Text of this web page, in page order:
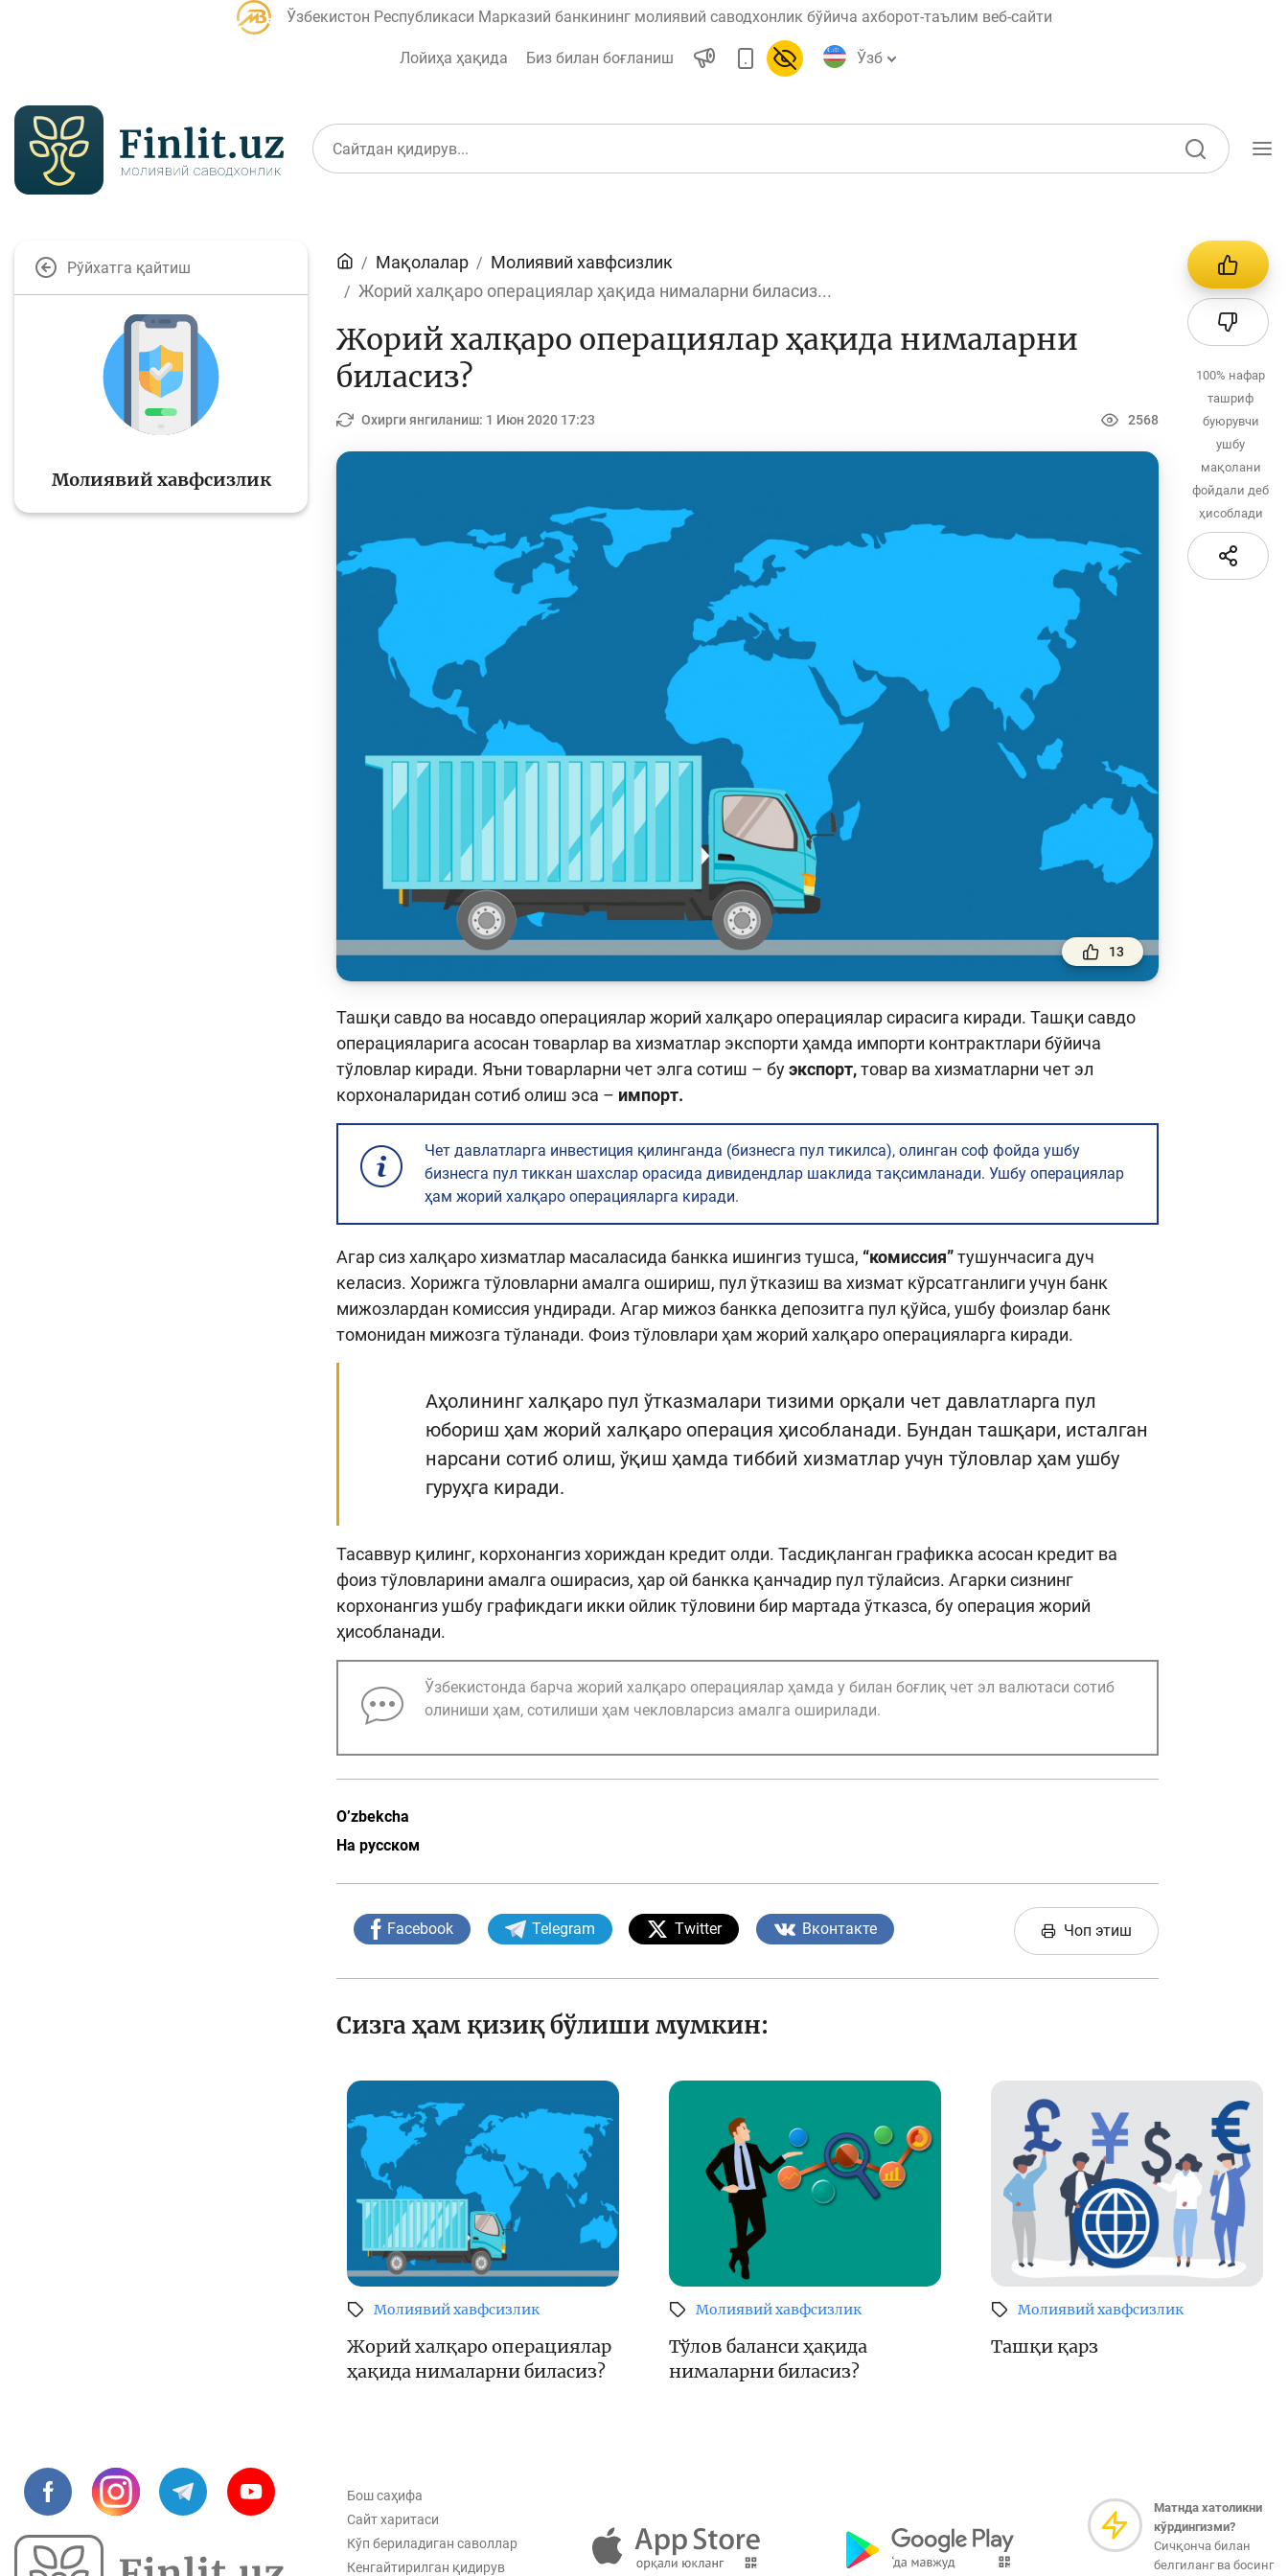
Ўзбекистон Республикаси Марказий банкининг молиявий саводхонлик бўйича ахборот-таълим веб-сайти
Лойиҳа ҳақида Биз билан боғланиш Ўзб
Банк агентлари учун
Депозит (омонатлар) Кредит
Банк хизматлари
истеъмолчилари
Тадбиркорлик
Фотогалерея
Кенгайтирилган
Рўйхатга қайтиш
Молиявий хавфсизлик
Мақолалар
Молиявий хавфсизлик
Жорий халқаро операциялар ҳақида нималарни биласиз...
Жорий халқаро операциялар ҳақида нималарни
биласиз?
Охирги янгиланиш: 1 Июн 2020 17:23 2568
13
Ташқи савдо ва носавдо операциялар жорий халқаро операциялар сирасига киради. Ташқи савдо
операцияларига асосан товарлар ва хизматлар экспорти ҳамда импорти контрактлари бўйича
тўловлар киради. Яъни товарларни чет элга сотиш – буэкспорт,товар ва хизматларни чет эл
корхоналаридан сотиб олиш эса – импорт.
Чет давлатларга инвестиция қилинганда (бизнесга пул тикилса), олинган соф фойда ушбу
бизнесга пул тиккан шахслар орасида дивидендлар шаклида тақсимланади. Ушбу операциялар
ҳам жорий халқаро операцияларга киради.
Агар сиз халқаро хизматлар масаласида банкка ишингиз тушса, “комиссия”тушунчасига дуч
келасиз. Хорижга тўловларни амалга ошириш, пул ўтказиш ва хизмат кўрсатганлиги учун банк
мижозлардан комиссия ундиради. Агар мижоз банкка депозитга пул қўйса, ушбу фоизлар банк
томонидан мижозга тўланади. Фоиз тўловлари ҳам жорий халқаро операцияларга киради.
Аҳолининг халқаро пул ўтказмалари тизими орқали чет давлатларга пул
юбориш ҳам жорий халқаро операция ҳисобланади. Бундан ташқари, исталган
нарсани сотиб олиш, ўқиш ҳамда тиббий хизматлар учун тўловлар ҳам ушбу
гуруҳга киради.
Тасаввур қилинг, корхонангиз хориждан кредит олди. Тасдиқланган графикка асосан кредит ва
фоиз тўловларини амалга оширасиз, ҳар ой банкка қанчадир пул тўлайсиз. Агарки сизнинг
корхонангиз ушбу графикдаги икки ойлик тўловини бир мартада ўтказса, бу операция жорий
ҳисобланади.
Ўзбекистонда барча жорий халқаро операциялар ҳамда у билан боғлиқ чет эл валютаси сотиб
олиниши ҳам, сотилиши ҳам чекловларсиз амалга оширилади.
O’zbekcha
На русском
Facebook Telegram Twitter Вконтакте Чоп этиш
100% нафар
ташриф
буюрувчи
ушбу
мақолани
фойдали деб
ҳисоблади
Сизга ҳам қизиқ бўлиши мумкин:
Молиявий хавфсизлик
Жорий халқаро операциялар
ҳақида нималарни биласиз?
Молиявий хавфсизлик
Тўлов баланси ҳақида
нималарни биласиз?
Молиявий хавфсизлик
Ташқи қарз
Бош саҳифа
Сайт харитаси
Кўп бериладиган саволлар
Кенгайтирилган қидирув
Матнда хатоликни
кўрдингизми?
Сичқонча билан
белгиланг ва босинг